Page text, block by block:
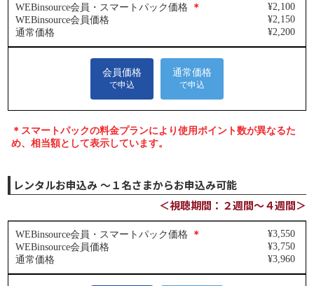
レンタルお申込み ～１名さまからお申込み可能
＜視聴期間：２週間～４週間＞